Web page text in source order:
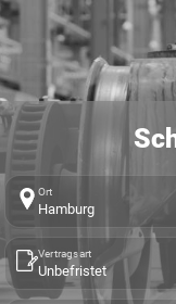
Ort
Hamburg
Vertragsart
Unbefristet